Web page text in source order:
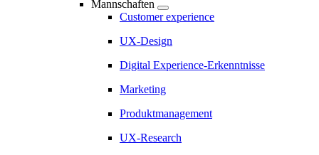
Mannschaften
Customer experience
UX-Design
Digital Experience-Erkenntnisse
Marketing
Produktmanagement
UX-Research